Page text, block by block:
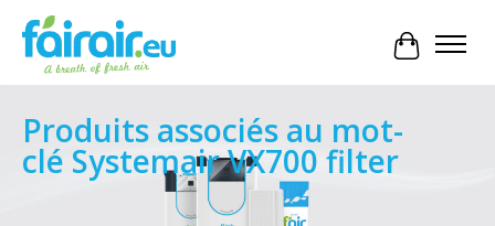
Panier
Produits associés au mot-
clé Systemair VX700 filter